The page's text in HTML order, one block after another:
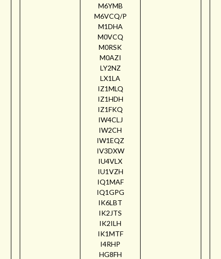
M6YMB
M6VCQ/P
M1DHA
M0VCQ
M0RSK
M0AZI
LY2NZ
LX1LA
IZ1MLQ
IZ1HDH
IZ1FKQ
IW4CLJ
IW2CH
IW1EQZ
IV3DXW
IU4VLX
IU1VZH
IQ1MAF
IQ1GPG
IK6LBT
IK2JTS
IK2ILH
IK1MTF
I4RHP
HG8FH